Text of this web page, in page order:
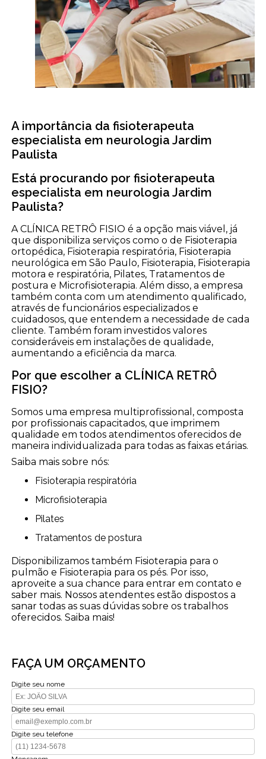
A importância da fisioterapeuta
especialista em neurologia Jardim
Paulista
Está procurando por fisioterapeuta
especialista em neurologia Jardim
Paulista?
A CLÍNICA RETRÔ FISIO é a opção mais viável, já
que disponibiliza serviços como o de Fisioterapia
ortopédica, Fisioterapia respiratória, Fisioterapia
neurológica em São Paulo, Fisioterapia, Fisioterapia
motora e respiratória, Pilates, Tratamentos de
postura e Microfisioterapia. Além disso, a empresa
também conta com um atendimento qualificado,
através de funcionários especializados e
cuidadosos, que entendem a necessidade de cada
cliente. Também foram investidos valores
consideráveis em instalações de qualidade,
aumentando a eficiência da marca.
Por que escolher a CLÍNICA RETRÔ
FISIO?
Somos uma empresa multiprofissional, composta
por profissionais capacitados, que imprimem
qualidade em todos atendimentos oferecidos de
maneira individualizada para todas as faixas etárias.
Saiba mais sobre nós:
Fisioterapia respiratória
Microfisioterapia
Pilates
Tratamentos de postura
Disponibilizamos também Fisioterapia para o
pulmão e Fisioterapia para os pés. Por isso,
aproveite a sua chance para entrar em contato e
saber mais. Nossos atendentes estão dispostos a
sanar todas as suas dúvidas sobre os trabalhos
oferecidos. Saiba mais!
FAÇA UM ORÇAMENTO
Digite seu nome
Digite seu email
Digite seu telefone